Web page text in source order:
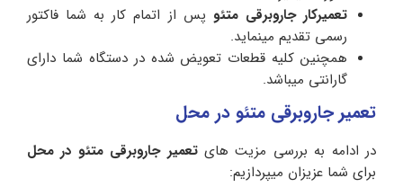
تعمیرکار جاروبرقی متئو پس از اتمام کار به شما فاکتور
رسمی تقدیم مینماید.
همچنین کلیه قطعات تعویض شده در دستگاه شما دارای
گارانتی میباشد.
تعمیر جاروبرقی متئو در محل
در ادامه به بررسی مزیت هایتعمیر جاروبرقی متئو در محل
برای شما عزیزان میپردازیم: